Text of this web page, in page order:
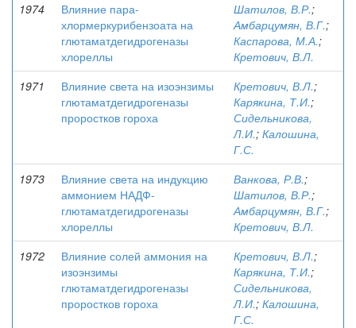
1974
Влияние пара-
хлормеркурибензоата на
глютаматдегидрогеназы
хлореллы
Шатилов, В.Р.;
Амбарцумян, В.Г.;
Каспарова, М.А.;
Кретович, В.Л.
1971
Влияние света на изоэнзимы
глютаматдегидрогеназы
проростков гороха
Кретович, В.Л.;
Карякина, Т.И.;
Сидельникова,
Л.И.; Калошина,
Г.С.
1973
Влияние света на индукцию
аммонием НАДФ-
глютаматдегидрогеназы
хлореллы
Ванкова, Р.В.;
Шатилов, В.Р.;
Амбарцумян, В.Г.;
Кретович, В.Л.
1972
Влияние солей аммония на
изоэнзимы
глютаматдегидрогеназы
проростков гороха
Кретович, В.Л.;
Карякина, Т.И.;
Сидельникова,
Л.И.; Калошина,
Г.С.